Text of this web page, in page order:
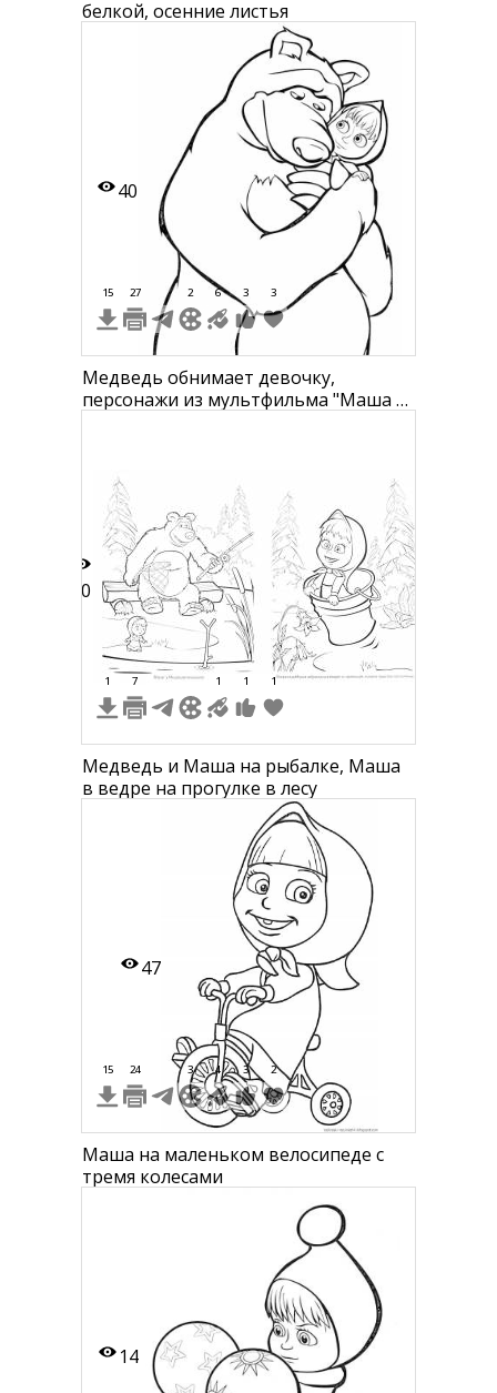
белкой, осенние листья
40
15 27 2 6 3 3
Медведь обнимает девочку,
персонажи из мультфильма "Маша и
10
1 7 1 1 1
Медведь и Маша на рыбалке, Маша
в ведре на прогулке в лесу
47
15 24 3 4 3 2
Маша на маленьком велосипеде с
тремя колесами
14